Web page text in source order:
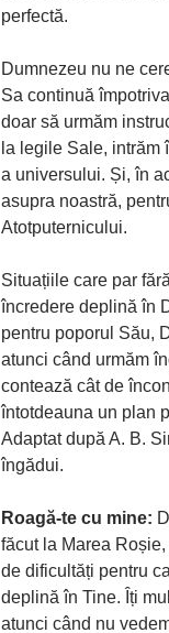
perfectă.
Dumnezeu nu ne
Sa continuă
doar să urmăm
la legile Sale, intrăm
a universului. Și, în
asupra noastră,
Atotputernicului.
Situațiile care par
încredere deplină în
pentru poporul Său,
atunci când urmăm
contează cât de
întotdeauna un plan
Adaptat după A. B.
îngădui.
Roagă-te cu mine:
făcut la Marea
de dificultăți pentru
deplină în Tine. Îți
atunci când nu